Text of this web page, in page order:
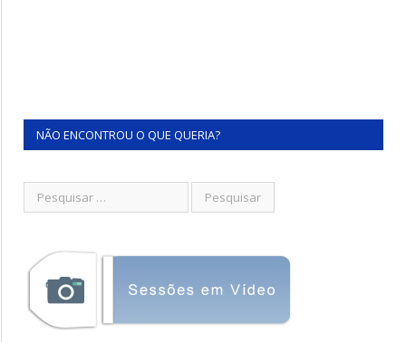
NÃO ENCONTROU O QUE QUERIA?